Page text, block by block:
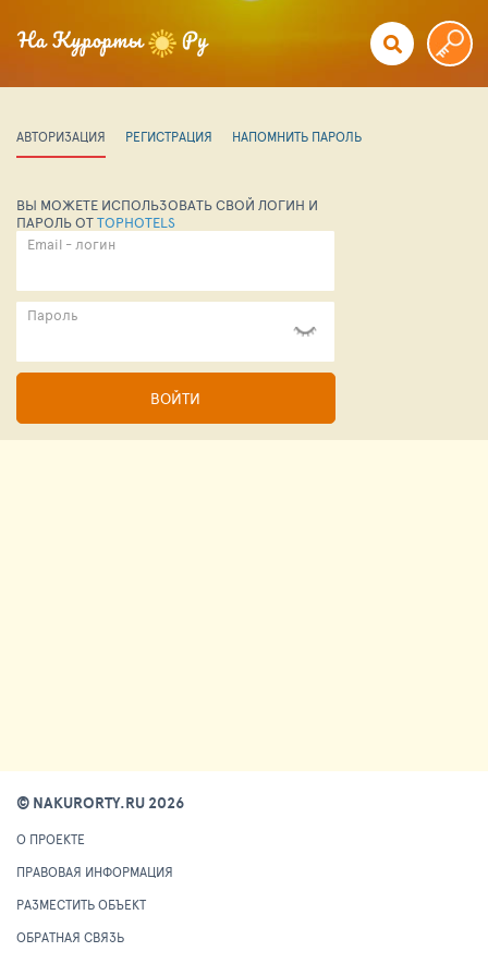
АВТОРИЗАЦИЯ РЕГИСТРАЦИЯ НАПОМНИТЬ ПАРОЛЬ
ВЫ МОЖЕТЕ ИСПОЛЬЗОВАТЬ СВОЙ ЛОГИН И
ПАРОЛЬ ОТTOPHOTELS
Email - логин
Пароль
ВОЙТИ
© NAKURORTY.RU 2026
О ПРОЕКТЕ
ПРАВОВАЯ ИНФОРМАЦИЯ
РАЗМЕСТИТЬ ОБЪЕКТ
ОБРАТНАЯ СВЯЗЬ